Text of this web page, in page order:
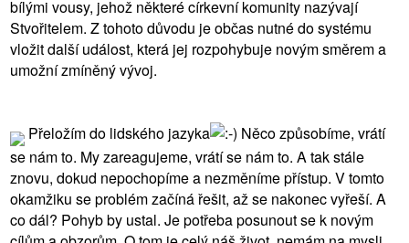
bílými vousy, jehož některé církevní komunity nazývají
Stvořitelem. Z tohoto důvodu je občas nutné do systému
vložit další událost, která jej rozpohybuje novým směrem a
umožní zmíněný vývoj.
Přeložím do lidského jazyka
Něco způsobíme, vrátí
se nám to. My zareagujeme, vrátí se nám to. A tak stále
znovu, dokud nepochopíme a nezměníme přístup. V tomto
okamžiku se problém začíná řešit, až se nakonec vyřeší. A
co dál? Pohyb by ustal. Je potřeba posunout se k novým